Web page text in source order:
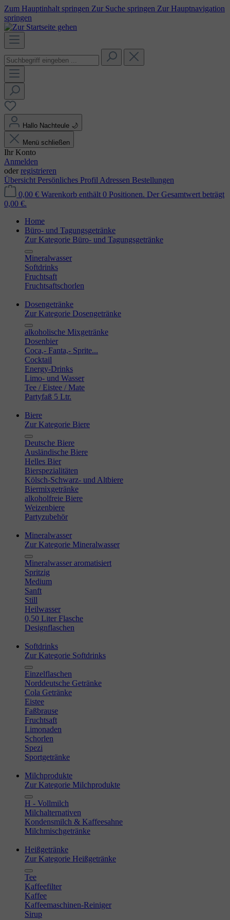
Zum Hauptinhalt springen Zur Suche springen Zur Hauptnavigation
springen
Hallo Nachteule 🌙
Menü schließen
Ihr Konto
Anmelden
oder registrieren
Übersicht Persönliches Profil Adressen Bestellungen
0,00 € Warenkorb enthält 0 Positionen. Der Gesamtwert beträgt
0,00 €.
Home
Büro- und Tagungsgetränke
Zur Kategorie Büro- und Tagungsgetränke
Mineralwasser
Softdrinks
Fruchtsaft
Fruchtsaftschorlen
Dosengetränke
Zur Kategorie Dosengetränke
alkoholische Mixgetränke
Dosenbier
Coca,- Fanta,- Sprite...
Cocktail
Energy-Drinks
Limo- und Wasser
Tee / Eistee / Mate
Partyfaß 5 Ltr.
Biere
Zur Kategorie Biere
Deutsche Biere
Ausländische Biere
Helles Bier
Bierspezialitäten
Kölsch-Schwarz- und Altbiere
Biermixgetränke
alkoholfreie Biere
Weizenbiere
Partyzubehör
Mineralwasser
Zur Kategorie Mineralwasser
Mineralwasser aromatisiert
Spritzig
Medium
Sanft
Still
Heilwasser
0,50 Liter Flasche
Designflaschen
Softdrinks
Zur Kategorie Softdrinks
Einzelflaschen
Norddeutsche Getränke
Cola Getränke
Eistee
Faßbrause
Fruchtsaft
Limonaden
Schorlen
Spezi
Sportgetränke
Milchprodukte
Zur Kategorie Milchprodukte
H - Vollmilch
Milchalternativen
Kondensmilch & Kaffeesahne
Milchmischgetränke
Heißgetränke
Zur Kategorie Heißgetränke
Tee
Kaffeefilter
Kaffee
Kaffeemaschinen-Reiniger
Sirup